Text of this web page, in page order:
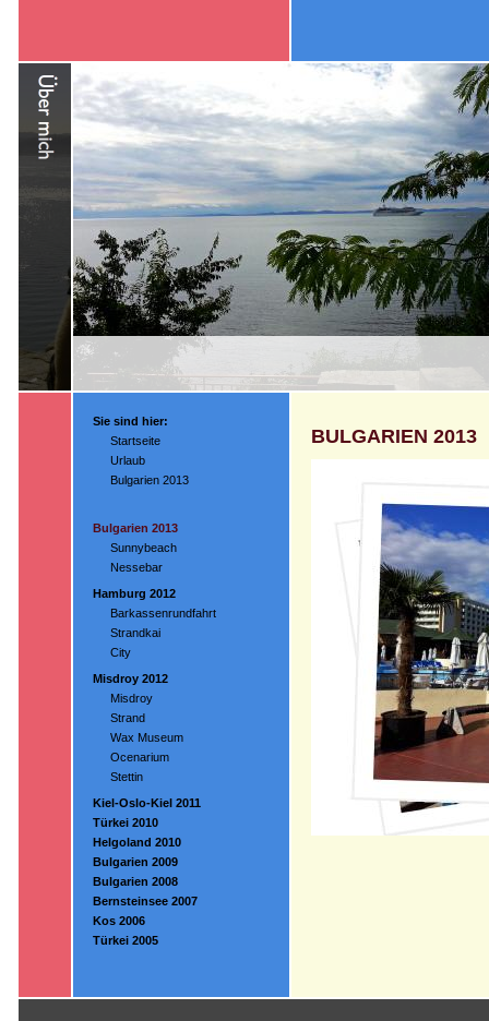
Sie sind hier:
Startseite
Urlaub
Bulgarien 2013
Bulgarien 2013
Sunnybeach
Nessebar
Hamburg 2012
Barkassenrundfahrt
Strandkai
City
Misdroy 2012
Misdroy
Strand
Wax Museum
Ocenarium
Stettin
Kiel-Oslo-Kiel 2011
Türkei 2010
Helgoland 2010
Bulgarien 2009
Bulgarien 2008
Bernsteinsee 2007
Kos 2006
Türkei 2005
BULGARIEN 2013